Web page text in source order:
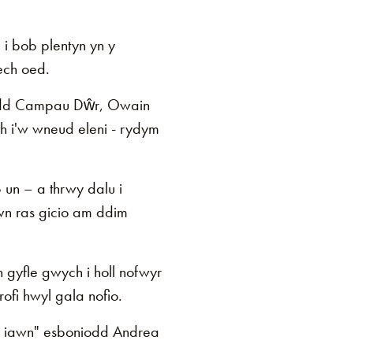
bob plentyn yn y
oed.
Campau Dŵr, Owain
i'w wneud eleni - rydym
un – a thrwy dalu i
ras gicio am ddim
gyfle gwych i holl nofwyr
hwyl gala nofio.
esboniodd Andrea